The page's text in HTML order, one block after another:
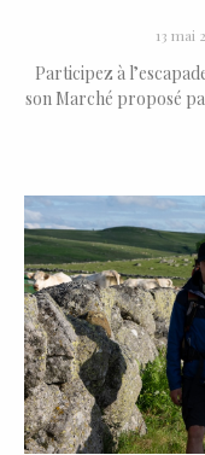
13 mai
Participez à
son Marché proposé